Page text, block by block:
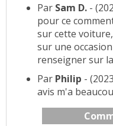
Par Sam D. -
pour ce
sur cette
sur une
renseigner sur
Par Philip -
avis m'a